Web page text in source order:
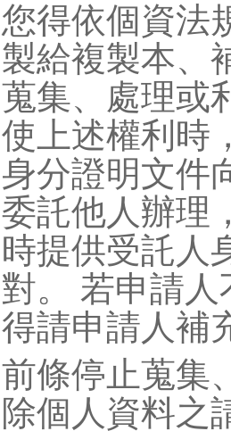
您得依個資法
製給複製本、
蒐集、處理或
使上述權利時
身分證明文件
委託他人辦理
時提供受託人
對。 若申請
得請申請人補
前條停止蒐集
除個人資料之